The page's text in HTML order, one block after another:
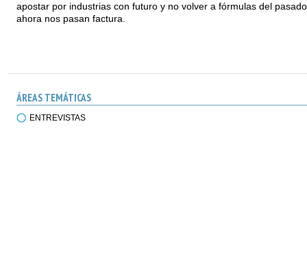
apostar por industrias con futuro y no volver a fórmulas del
ahora nos pasan factura.
ÁREAS TEMÁTICAS
ENTREVISTAS